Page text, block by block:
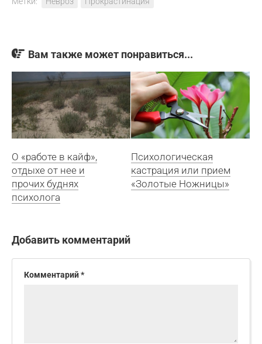
Вам также может понравиться...
О «работе в кайф»,
отдыхе от нее и
прочих буднях
психолога
Психологическая
кастрация или прием
«Золотые Ножницы»
Добавить комментарий
Комментарий*